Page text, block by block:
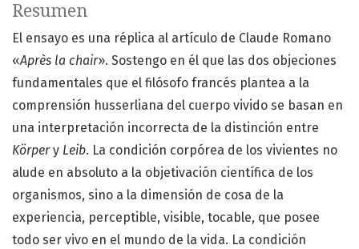
Resumen
El ensayo es una réplica al artículo de Claude Romano
«Après la chair». Sostengo en él que las dos objeciones
fundamentales que el filósofo francés plantea a la
comprensión husserliana del cuerpo vivido se basan en
una interpretación incorrecta de la distinción entre
Körpery Leib. La condición corpórea de los vivientes no
alude en absoluto a la objetivación científica de los
organismos, sino a la dimensión de cosa de la
experiencia, perceptible, visible, tocable, que posee
todo ser vivo en el mundo de la vida. La condición